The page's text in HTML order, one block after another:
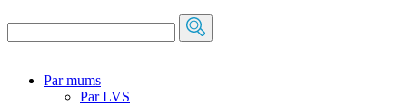
Par mums
Par LVS